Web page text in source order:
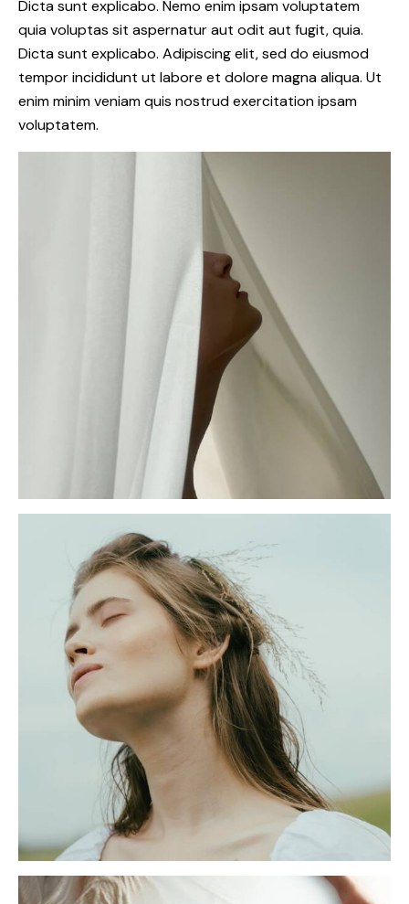
Dicta sunt explicabo. Nemo enim ipsam voluptatem
quia voluptas sit aspernatur aut odit aut fugit, quia.
Dicta sunt explicabo. Adipiscing elit, sed do eiusmod
tempor incididunt ut labore et dolore magna aliqua. Ut
enim minim veniam quis nostrud exercitation ipsam
voluptatem.